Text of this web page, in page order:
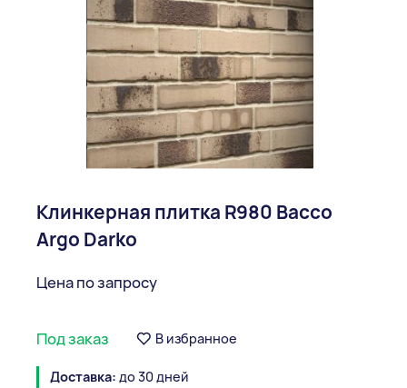
Клинкерная плитка R980 Bacco
Argo Darko
Цена по запросу
Под заказ В избранное
Доставка: до 30 дней